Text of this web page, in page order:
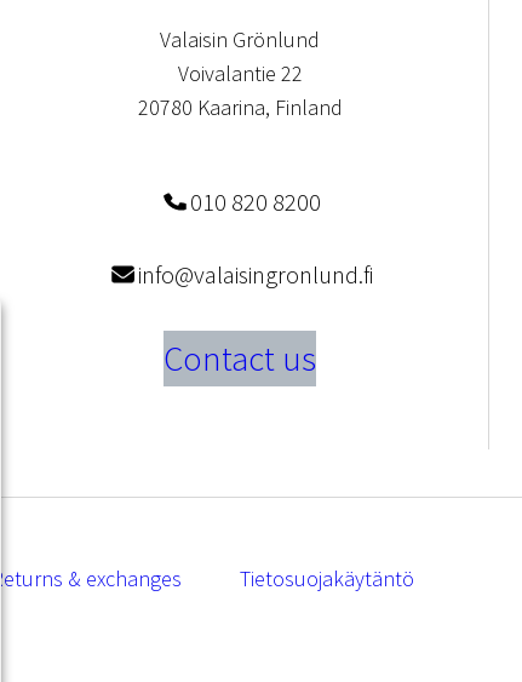
Valaisin Grönlund
Voivalantie 22
20780 Kaarina, Finland
010 820 8200
info@valaisingronlund.fi
Contact us
Returns & exchanges Tietosuojakäytäntö